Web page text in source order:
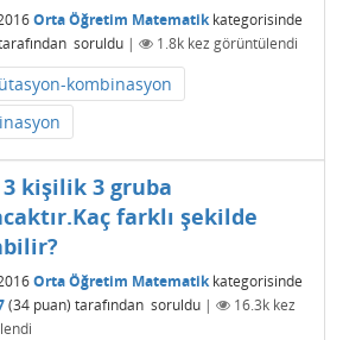
Orta Öğretim Matematikkategorisinde
soruldu | 1.8kkez görüntülendi
kombinasyon
kişilik 3 gruba
farklı şekilde
Orta Öğretim Matematikkategorisinde
(34puan) tarafından soruldu | 16.3kkez